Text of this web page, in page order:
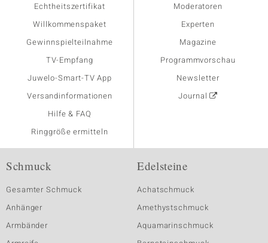
Echtheitszertifikat
Willkommenspaket
Gewinnspielteilnahme
TV-Empfang
Juwelo-Smart-TV App
Versandinformationen
Hilfe & FAQ
Ringgröße ermitteln
Moderatoren
Experten
Magazine
Programmvorschau
Newsletter
Journal
Schmuck
Gesamter Schmuck
Anhänger
Armbänder
Edelsteine
Achatschmuck
Amethystschmuck
Aquamarinschmuck